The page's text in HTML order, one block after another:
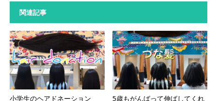
関連記事
小学生のヘアドネーション
5歳もがんばって伸ばしてくれ